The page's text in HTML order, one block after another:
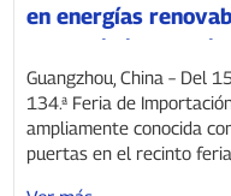
en energías
comercio
Guangzhou, China – Del
134.ª Feria de
ampliamente conocida
puertas en el recinto